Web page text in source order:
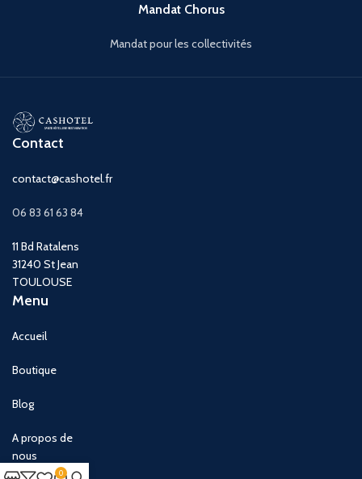
Mandat Chorus
Mandat pour les collectivités
Contact
contact@cashotel.fr
06 83 61 63 84
11 Bd Ratalens
31240 St Jean
TOULOUSE
Menu
Accueil
Boutique
Blog
A propos de
nous
0